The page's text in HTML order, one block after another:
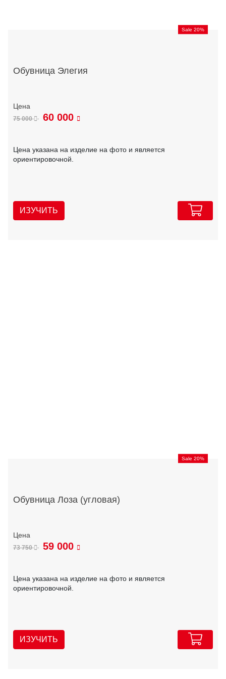
Sale 20%
Обувница Элегия
75 000 60 000
Цена указана на изделие на фото и является
ориентировочной.
ИЗУЧИТЬ
Sale 20%
Обувница Лоза (угловая)
73 750 59 000
Цена указана на изделие на фото и является
ориентировочной.
ИЗУЧИТЬ